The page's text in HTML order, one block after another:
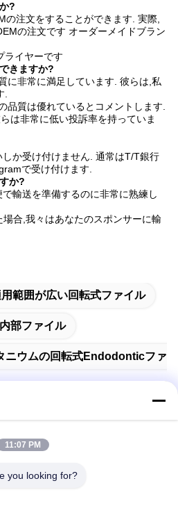
?
の注文をすることができます. 実際,
の注文です オーダーメイドブラン
ライヤーです
きますか?
に非常に満足しています. 彼らは,私
.
品質は優れているとコメントします.
は非常に低い投訴率を持っていま
か受け付けません. 通常はT/T銀行
で受け付けます.
か?
輸送を準備するのに非常に熟練し
合,我々はあなたのスポンサーに輸
範囲が広い回転式ファイル
部ファイル
ニウムの回転式endodonticファ
11:07 PM
you looking for?